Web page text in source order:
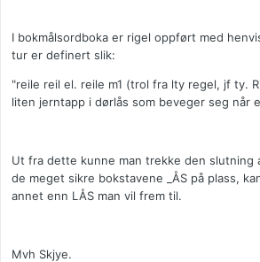
I bokmålsordboka er rigel oppført med
tur er definert slik:
"reile reil el. reile m1 (trol fra lty regel, jf ty.
liten jerntapp i dørlås som beveger seg når
Ut fra dette kunne man trekke den slutning
de meget sikre bokstavene _ÅS på plass,
annet enn LÅS man vil frem til.
Mvh Skjye.